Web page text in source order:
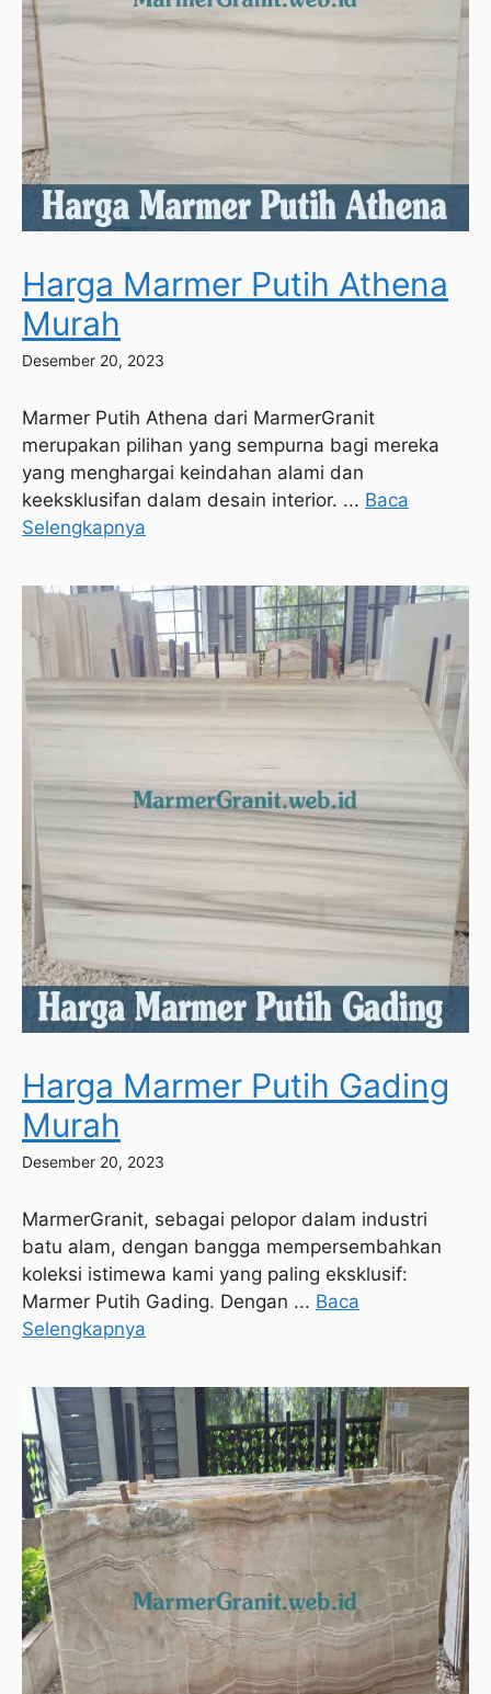
Harga Marmer Putih Athena
Murah
Desember 20, 2023
Marmer Putih Athena dari MarmerGranit
merupakan pilihan yang sempurna bagi mereka
yang menghargai keindahan alami dan
keeksklusifan dalam desain interior. ... Baca
Selengkapnya
Harga Marmer Putih Gading
Murah
Desember 20, 2023
MarmerGranit, sebagai pelopor dalam industri
batu alam, dengan bangga mempersembahkan
koleksi istimewa kami yang paling eksklusif:
Marmer Putih Gading. Dengan ... Baca
Selengkapnya